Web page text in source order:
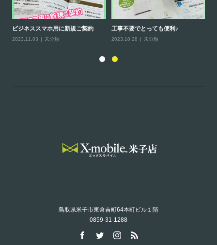
ビジネススマホ用に新規ご契約
2023.11.03 未分類
工事不要でとっても便利♪
2023.10.28 未分類
鳥取県米子市東倉吉町64本町ビル１階
0859-31-1288